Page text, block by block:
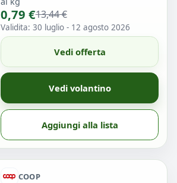
0,79 €13,44 €
Validita: 30 luglio - 12 agosto 2026
Vedi offerta
Vedi volantino
Aggiungi alla lista
COOP